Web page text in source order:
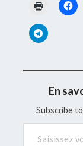
En
Subscribe
Saisissez votre adresse e-mail…